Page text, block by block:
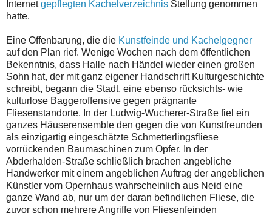
Internetgepflegten Kachelverzeichnis Stellung genommen
hatte.
Eine Offenbarung, die die Kunstfeinde und Kachelgegner
auf den Plan rief. Wenige Wochen nach dem öffentlichen
Bekenntnis, dass Halle nach Händel wieder einen großen
Sohn hat, der mit ganz eigener Handschrift Kulturgeschichte
schreibt, begann die Stadt, eine ebenso rücksichts- wie
kulturlose Baggeroffensive gegen prägnante
Fliesenstandorte. In der Ludwig-Wucherer-Straße fiel ein
ganzes Häuserensemble den gegen die von Kunstfreunden
als einzigartig eingeschätzte Schmetterlingsfliese
vorrückenden Baumaschinen zum Opfer. In der
Abderhalden-Straße schließlich brachen angebliche
Handwerker mit einem angeblichen Auftrag der angeblichen
Künstler vom Opernhaus wahrscheinlich aus Neid eine
ganze Wand ab, nur um der daran befindlichen Fliese, die
zuvor schon mehrere Angriffe von Fliesenfeinden